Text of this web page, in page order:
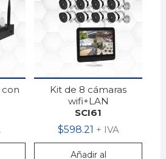
con
Kit de 8 cámaras
wifi+LAN
SCI61
$598.21 + IVA
Añadir al